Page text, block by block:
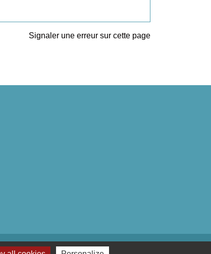
Signaler une erreur sur cette page